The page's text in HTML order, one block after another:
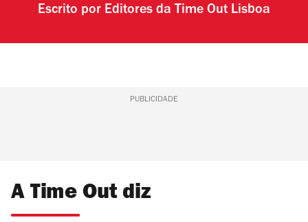
Escrito por Editores da Time Out Lisboa
PUBLICIDADE
A Time Out diz